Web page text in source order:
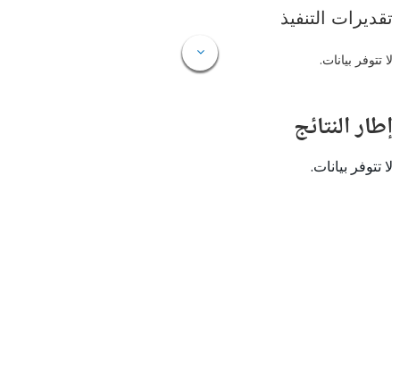
التنفيذ
بيانات.
بيانات.